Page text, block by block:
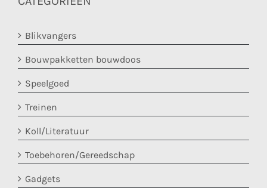
Blikvangers
Bouwpakketten bouwdoos
Speelgoed
Treinen
Koll/Literatuur
Toebehoren/Gereedschap
Gadgets